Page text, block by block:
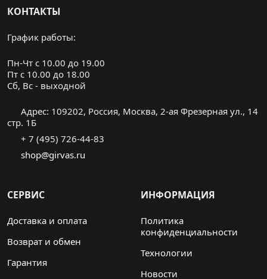
КОНТАКТЫ
График работы:
Пн-Чт с 10.00 до 19.00
Пт с 10.00 до 18.00
Cб, Вс - выходной
Адрес: 109202, Россия, Москва, 2-ая Фрезерная ул., 14
стр. 1Б
+ 7 (495) 726-44-83
shop@girvas.ru
СЕРВИС
Доставка и оплата
Возврат и обмен
Гарантия
ИНФОРМАЦИЯ
Политика
конфиденциальности
Технологии
Новости